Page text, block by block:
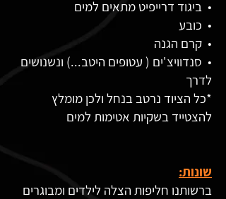
• ביגוד דרייפיט מתאים למים
• כובע
• קרם הגנה
• סנדוויצ'ים ( עטופים היטב...) ונשנושים
לדרך
*כל הציוד נרטב בנחל ולכן מומלץ
להצטייד בשקיות אטימות למים
שונות:
ברשותנו חליפות הצלה לילדים ומבוגרים